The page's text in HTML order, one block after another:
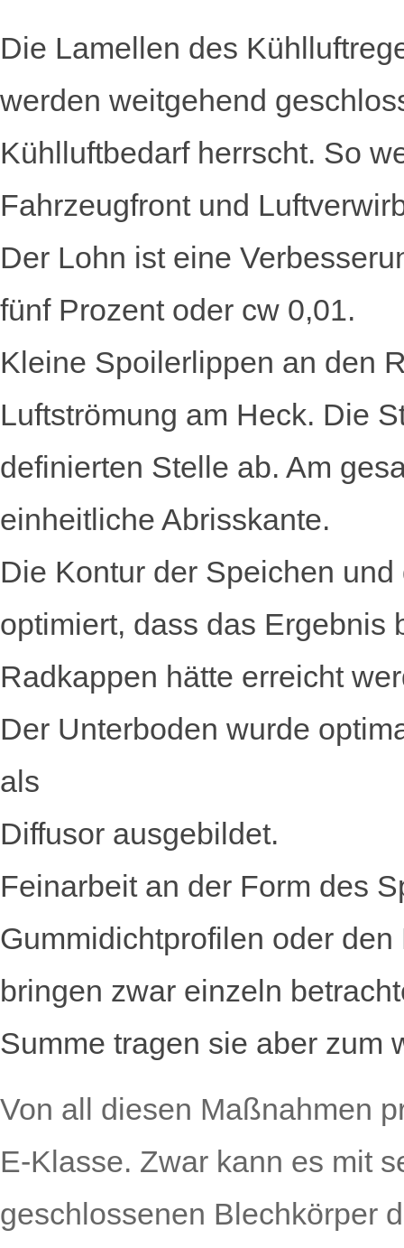
Die Lamellen des
werden weitgehend
Kühlluftbedarf herrscht. So
Fahrzeugfront und
Der Lohn ist eine
fünf Prozent oder cw 0,01.
Kleine Spoilerlippen an den
Luft­strömung am Heck. Die
definierten Stelle ab. Am
einheitliche Abrisskante.
Die Kontur der Speichen
optimiert, dass das Ergebnis
Radkappen hätte erreicht
Der Unterboden wurde
als
Diffusor ausgebildet.
Feinarbeit an der Form des
Gummidichtprofilen oder
bringen zwar einzeln
Summe tragen sie aber zum
Von all diesen Maßnahmen
E-Klasse. Zwar kann es mit
geschlossenen Blechkörper